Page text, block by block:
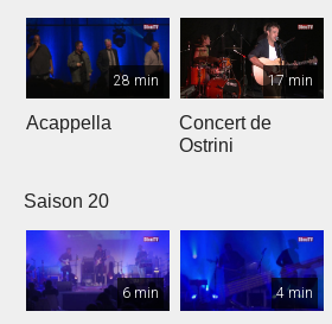
28 min
Acappella
17 min
Concert de
Ostrini
Saison 20
6 min 4 min